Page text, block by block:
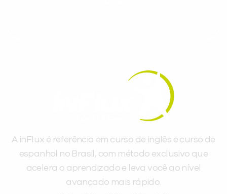
A inFlux é referência em curso de inglês e curso de
espanhol no Brasil, com método exclusivo que
acelera o aprendizado e leva você ao nível
avançado mais rápido.